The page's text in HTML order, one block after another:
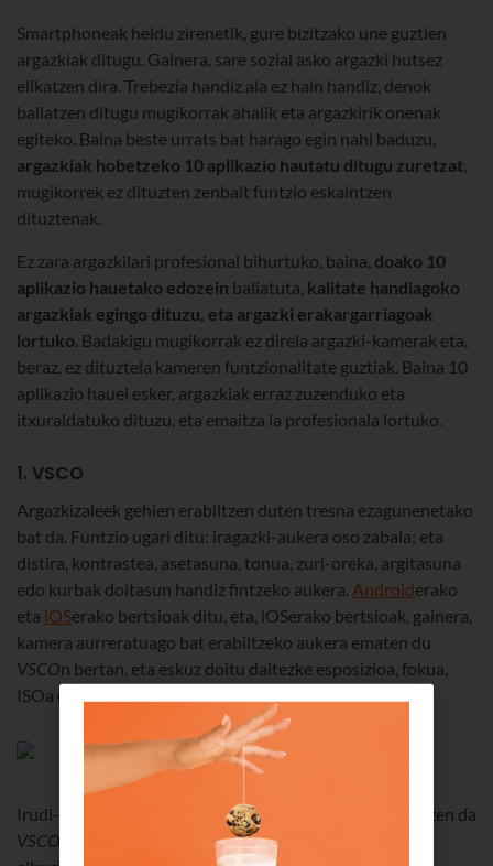
Smartphoneak heldu zirenetik, gure bizitzako une guztien
argazkiak ditugu. Gainera, sare sozial asko argazki hutsez
elikatzen dira. Trebezia handiz ala ez hain handiz, denok
baliatzen ditugu mugikorrak ahalik eta argazkirik onenak
egiteko. Baina beste urrats bat harago egin nahi baduzu,
argazkiak hobetzeko 10 aplikazio hautatu ditugu zuretzat,
mugikorrek ez dituzten zenbait funtzio eskaintzen
dituztenak.
Ez zara argazkilari profesional bihurtuko, baina, doako 10
aplikazio hauetako edozein baliatuta, kalitate handiagoko
argazkiak egingo dituzu, eta argazki erakargarriagoak
lortuko. Badakigu mugikorrak ez direla argazki-kamerak eta,
beraz, ez dituztela kameren funtzionalitate guztiak. Baina 10
aplikazio hauei esker, argazkiak erraz zuzenduko eta
itxuraldatuko dituzu, eta emaitza ia profesionala lortuko.
1. VSCO
Argazkizaleek gehien erabiltzen duten tresna ezagunenetako
bat da. Funtzio ugari ditu: iragazki-aukera oso zabala; eta
distira, kontrastea, asetasuna, tonua, zuri-oreka, argitasuna
edo kurbak doitasun handiz fintzeko aukera. Androiderako
eta iOSerako bertsioak ditu, eta, iOSerako bertsioak, gainera,
kamera aurreratuago bat erabiltzeko aukera ematen du
VSCOn bertan, eta eskuz doitu daitezke esposizioa, fokua,
ISOa eta argazkia egiteko abiadura.
Irudi-editore izateaz gainera, sare sozial gisa ere erabiltzen da
VSCO . Aukera ematen du irudiak partekatzeko, argazki-